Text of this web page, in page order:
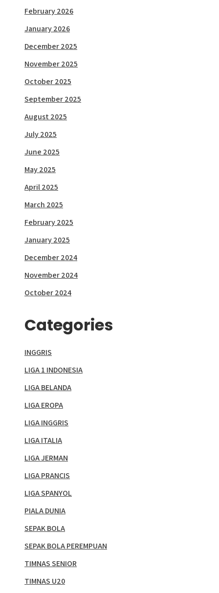
February 2026
January 2026
December 2025
November 2025
October 2025
September 2025
August 2025
July 2025
June 2025
May 2025
April 2025
March 2025
February 2025
January 2025
December 2024
November 2024
October 2024
Categories
INGGRIS
LIGA 1 INDONESIA
LIGA BELANDA
LIGA EROPA
LIGA INGGRIS
LIGA ITALIA
LIGA JERMAN
LIGA PRANCIS
LIGA SPANYOL
PIALA DUNIA
SEPAK BOLA
SEPAK BOLA PEREMPUAN
TIMNAS SENIOR
TIMNAS U20